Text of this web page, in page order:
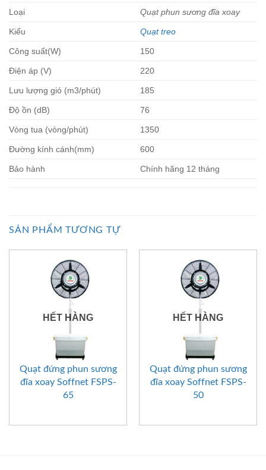
Loại Quạt phun sương đĩa xoay
Kiểu Quạt treo
Công suất(W) 150
Điện áp (V) 220
Lưu lượng gió (m3/phút) 185
Độ ồn (dB) 76
Vòng tua (vòng/phút) 1350
Đường kính cánh(mm) 600
Bảo hành Chính hãng 12 tháng
SẢN PHẨM TƯƠNG TỰ
HẾT HÀNG
Quạt đứng phun sương
đĩa xoay Soffnet FSPS-
65
HẾT HÀNG
Quạt đứng phun sương
đĩa xoay Soffnet FSPS-
50